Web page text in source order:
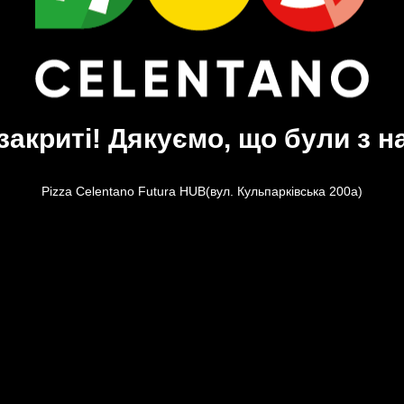
Дякуємо, що були з
Pizza Celentano Futura HUB(вул. Кульпарківська 200а)